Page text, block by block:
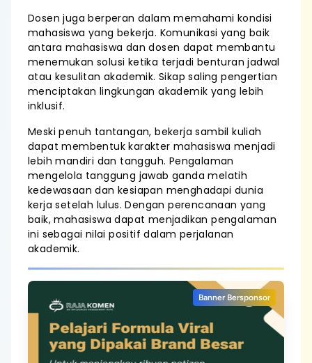
Dosen juga berperan dalam memahami kondisi
mahasiswa yang bekerja. Komunikasi yang baik
antara mahasiswa dan dosen dapat membantu
menemukan solusi ketika terjadi benturan jadwal
atau kesulitan akademik. Sikap saling pengertian
menciptakan lingkungan akademik yang lebih
inklusif.
Meski penuh tantangan, bekerja sambil kuliah
dapat membentuk karakter mahasiswa menjadi
lebih mandiri dan tangguh. Pengalaman
mengelola tanggung jawab ganda melatih
kedewasaan dan kesiapan menghadapi dunia
kerja setelah lulus. Dengan perencanaan yang
baik, mahasiswa dapat menjadikan pengalaman
ini sebagai nilai positif dalam perjalanan
akademik.
Banner Bersponsor